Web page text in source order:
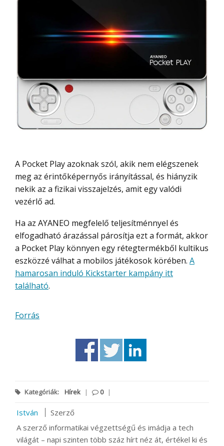
A Pocket Play azoknak szól, akik nem elégszenek
meg az érintőképernyős irányítással, és hiányzik
nekik az a fizikai visszajelzés, amit egy valódi
vezérlő ad.
Ha az AYANEO megfelelő teljesítménnyel és
elfogadható árazással párosítja ezt a formát, akkor
a Pocket Play könnyen egy rétegtermékből kultikus
eszközzé válhat a mobilos játékosok körében. A
hamarosan induló Kickstarter kampány itt
található.
Forrás
Kategóriák: Hírek | 0 |
István
Szerző
A szerző informatikai végzettségű és imádja a tech
világát – napi szinten több száz hírt néz át, értékel ki és